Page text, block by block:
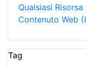
Qualsiasi Risorsa
Contenuto Web
Tag